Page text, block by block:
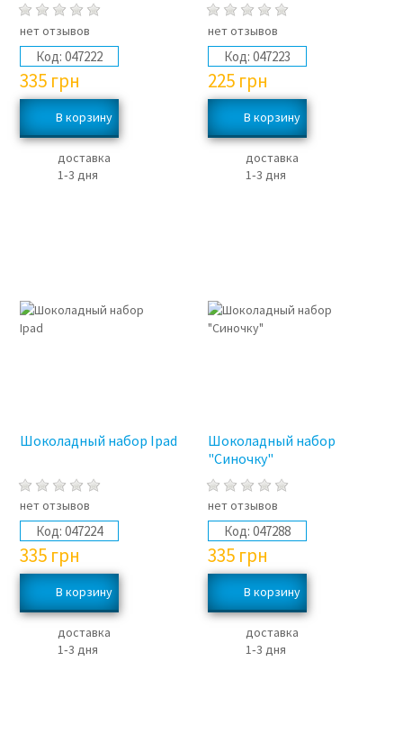
нет отзывов
Код: 047222
335 грн
доставка
1‑3 дня
нет отзывов
Код: 047223
225 грн
доставка
1‑3 дня
Шоколадный набор Ipad
нет отзывов
Код: 047224
335 грн
доставка
1‑3 дня
Шоколадный набор
"Синочку"
нет отзывов
Код: 047288
335 грн
доставка
1‑3 дня